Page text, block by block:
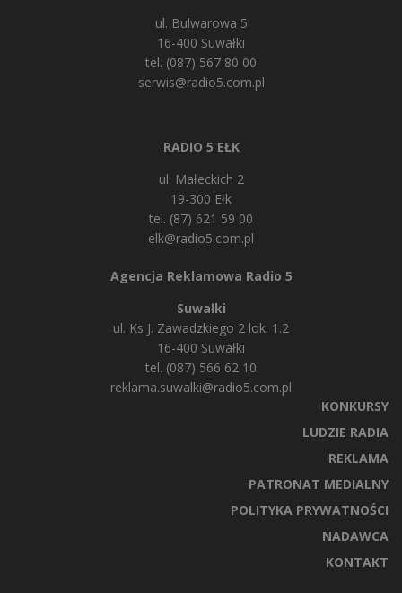
ul. Bulwarowa 5
16-400 Suwałki
tel. (087) 567 80 00
serwis@radio5.com.pl
RADIO 5 EŁK
ul. Małeckich 2
19-300 Ełk
tel. (87) 621 59 00
elk@radio5.com.pl
Agencja Reklamowa Radio 5
Suwałki
ul. Ks J. Zawadzkiego 2 lok. 1.2
16-400 Suwałki
tel. (087) 566 62 10
reklama.suwalki@radio5.com.pl
KONKURSY
LUDZIE RADIA
REKLAMA
PATRONAT MEDIALNY
POLITYKA PRYWATNOŚCI
NADAWCA
KONTAKT